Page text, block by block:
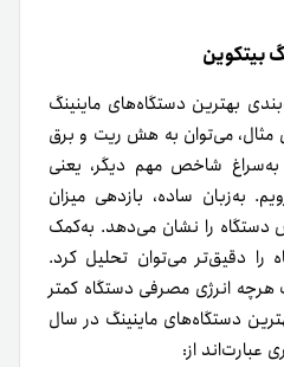
بیتکوین
بهترین دستگاه‌های ماینینگ
مثال، می‌توان به هش ریت و برق
به‌سراغ شاخص مهم دیگر، یعنی
به‌زبان ساده، بازدهی میزان
دستگاه را نشان می‌دهد. به‌کمک
دقیق‌تر می‌توان تحلیل کرد.
انرژی مصرفی دستگاه کمتر
دستگاه‌های ماینینگ در سال